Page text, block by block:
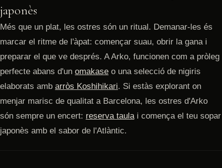
japonès
Més que un plat, les ostres són un ritual. Demanar-les és
marcar el ritme de l'àpat: començar suau, obrir la gana i
preparar el que ve després. A Arko, funcionen com a pròleg
perfecte abans d'un omakase o una selecció de nigiris
elaborats amb arròs Koshihikari. Si estàs explorant on
menjar marisc de qualitat a Barcelona, les ostres d'Arko
són sempre un encert: reserva taula i comença el teu sopar
japonès amb el sabor de l'Atlàntic.